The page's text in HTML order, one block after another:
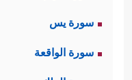
سورة يس
سورة الواقعة